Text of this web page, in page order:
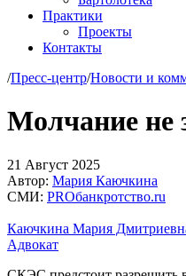
Практики
Проекты
Контакты
/Пресс-центр/Новости и
Молчание не
21 Август 2025
Автор: Мария Каючкина
СМИ: PROбанкротство.ru
Каючкина Мария
Адвокат